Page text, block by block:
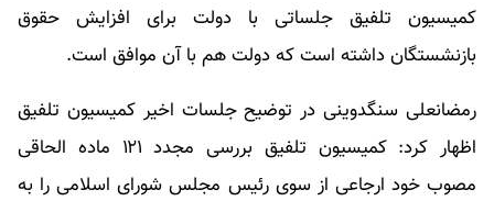
کمیسیون تلفیق جلساتی با دولت برای افزایش حقوق
بازنشستگان داشته است که دولت هم با آن موافق است.
رمضانعلی سنگدوینی در توضیح جلسات اخیر کمیسیون تلفیق
اظهار کرد: کمیسیون تلفیق بررسی مجدد ۱۲۱ ماده الحاقی
مصوب خود ارجاعی از سوی رئیس مجلس شورای اسلامی را به